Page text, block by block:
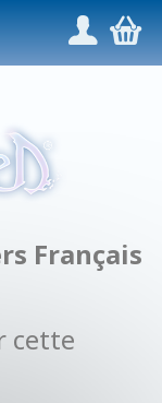
/,
Français
cette